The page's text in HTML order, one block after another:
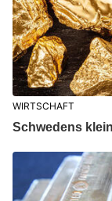
WIRTSCHAFT
Schwedens